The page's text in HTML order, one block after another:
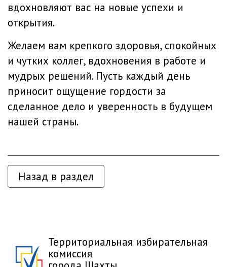
вдохновляют вас на новые успехи и
открытия.
Желаем вам крепкого здоровья, спокойных
и чутких коллег, вдохновения в работе и
мудрых решений. Пусть каждый день
приносит ощущение гордости за
сделанное дело и уверенность в будущем
нашей страны.
Назад в раздел
Территориальная избирательная
комиссия